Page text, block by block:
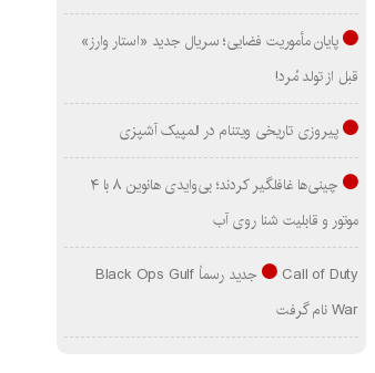
پایان مأموریت فضایی؛ سریال جدید «استار وارز»
قبل از تولد مُرد!
پیروزی تاریخی ویتنام در المپیک آشپزی
چینی‌ها غافلگیر کردند؛ بی‌وایدی هانوین ۸ با ۴
موتور و قابلیت شنا روی آب
Call of Duty جدید رسماً Black Ops Gulf
War نام گرفت